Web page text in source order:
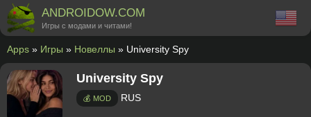
ANDROIDOW.COM
Игры с модами и читами!
Apps » Игры » Новеллы » University Spy
University Spy
💰 MOD RUS